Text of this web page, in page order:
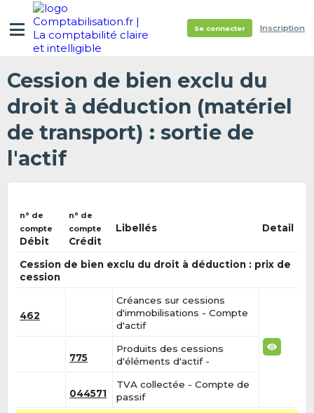
Se connecter Inscription
Cession de bien exclu du
droit à déduction (matériel
de transport) : sortie de
l'actif
n° de
compte
Débit
n° de
compte
Crédit
Libellés Detail
Cession de bien exclu du droit à déduction : prix de
cession
462
Créances sur cessions
d'immobilisations - Compte
d'actif
775
Produits des cessions
d'éléments d'actif -
044571
TVA collectée - Compte de
passif